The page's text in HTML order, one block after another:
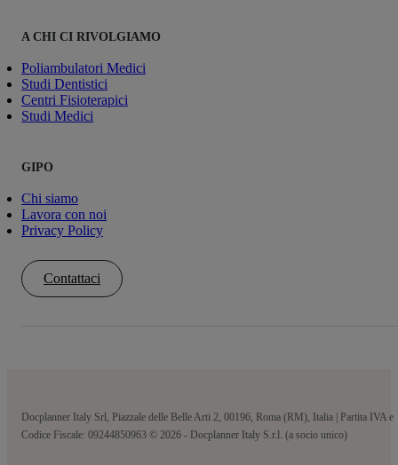
A CHI CI RIVOLGIAMO
Poliambulatori Medici
Studi Dentistici
Centri Fisioterapici
Studi Medici
GIPO
Chi siamo
Lavora con noi
Privacy Policy
Contattaci
Docplanner Italy Srl, Piazzale delle Belle Arti 2, 00196, Roma (RM), Italia | Partita IVA e
Codice Fiscale: 09244850963 © 2026 - Docplanner Italy S.r.l. (a socio unico)